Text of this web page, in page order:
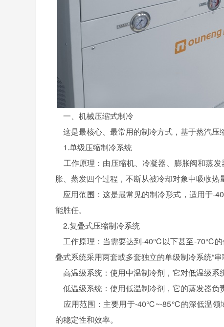
一、机械压缩式制冷
这是最核心、最常用的制冷方式，基于蒸汽压
1.单级压缩制冷系统
工作原理：由压缩机、冷凝器、膨胀阀和蒸
胀、蒸发四个过程，不断从被冷却对象中吸收热
应用范围：这是最常见的制冷形式，适用于
能胜任。
2.复叠式压缩制冷系统
工作原理：当需要达到-40℃以下甚至-70℃的
叠式系统采用两套或多套独立的单级制冷系统“串
高温级系统：使用中温制冷剂，它对低温级系
低温级系统：使用低温制冷剂，它的蒸发器负
应用范围：主要用于-40℃~-85℃的深低温领
的稳定性和效率。